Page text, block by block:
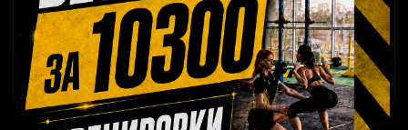
+7
Оставить заявку